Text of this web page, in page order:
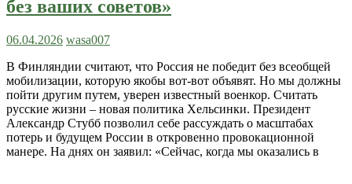
без ваших советов»
06.04.2026 wasa007
В Финляндии считают, что Россия не победит без всеобщей
мобилизации, которую якобы вот-вот объявят. Но мы должны
пойти другим путем, уверен известный военкор. Считать
русские жизни – новая политика Хельсинки. Президент
Александр Стубб позволил себе рассуждать о масштабах
потерь и будущем России в откровенно провокационной
манере. На днях он заявил: «Сейчас, когда мы оказались в